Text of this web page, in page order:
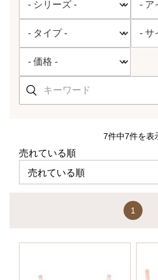
7件中7件を表
売れている順
1